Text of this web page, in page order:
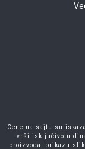
Cene na sajtu su
vrši isključivo u
proizvoda, prikazu